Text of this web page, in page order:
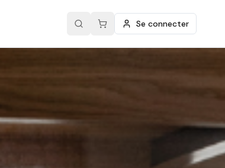
Se connecter